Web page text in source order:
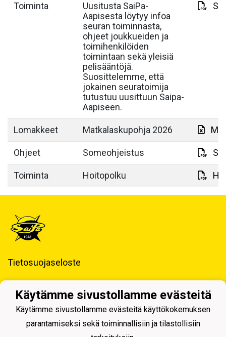
Toiminta
Uusitusta SaiPa-
Aapisesta löytyy infoa
seuran toiminnasta,
ohjeet joukkueiden ja
toimihenkilöiden
toimintaan sekä yleisiä
pelisääntöjä.
Suosittelemme, että
jokainen seuratoimija
tutustuu uusittuun Saipa-
Aapiseen.
Lomakkeet Matkalaskupohja 2026
Ohjeet Someohjeistus
Toiminta Hoitopolku
Tietosuojaseloste
Käynti- ja postiosoite ja Laskutustiedot
Käytämme sivustollamme evästeitä
Käytämme sivustollamme evästeitä käyttökokemuksen
parantamiseksi sekä toiminnallisiin ja tilastollisiin